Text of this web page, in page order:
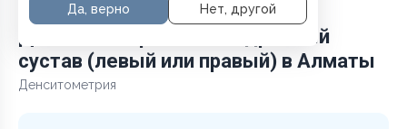
Да, верно Нет, другой
Денситометрия Тазобедренный
сустав (левый или правый) в Алматы
Денситометрия